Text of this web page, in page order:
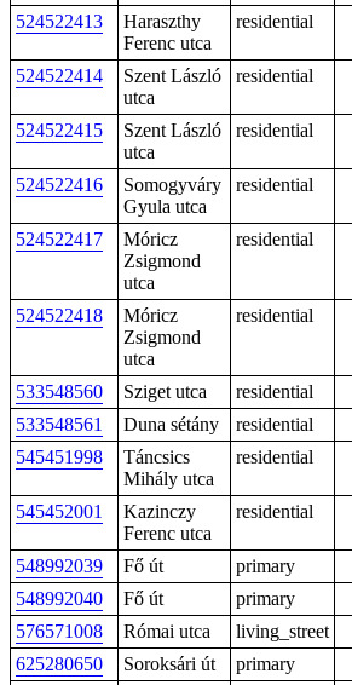
524522413
Haraszthy
Ferenc utca
residential
524522414
Szent László
utca
residential
524522415
Szent László
utca
residential
524522416
Somogyváry
Gyula utca
residential
524522417
Móricz
Zsigmond
utca
residential
524522418
Móricz
Zsigmond
utca
residential
533548560 Sziget utca residential
533548561
Duna sétány residential
545451998
Táncsics
Mihály utca
residential
545452001
Kazinczy
Ferenc utca
residential
548992039 Fő út primary
548992040
Fő út primary
576571008
Római utca living_street
625280650
Soroksári út primary